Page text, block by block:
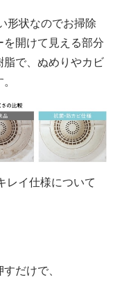
形状なのでお掃除
開けて見える部分
脂で、ぬめりやカビ
レイ仕様について
だけで、